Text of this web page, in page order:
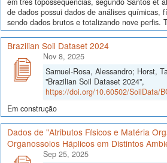
de dados possui dados de análises químicas,
sendo dados brutos e totalizando nove perfis.
Brazilian Soil Dataset 2024
Nov 8, 2025
Samuel-Rosa, Alessandro; Horst,
"Brazilian Soil Dataset 2024",
https://doi.org/10.60502/SoilData/
Em construção
Dados de "Atributos Físicos e Matéria
Organossolos Háplicos em Distintos
Sep 25, 2025